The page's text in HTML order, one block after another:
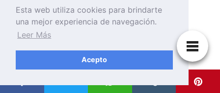
Esta web utiliza cookies para brindarte
una mejor experiencia de navegación.
Leer Más
Acepto